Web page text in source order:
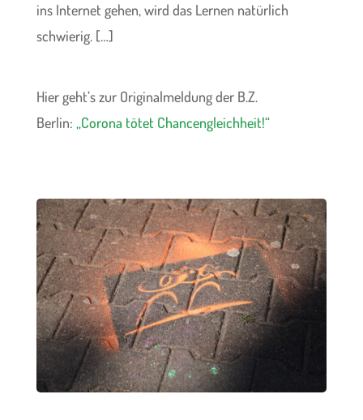
ins Internet gehen, wird das Lernen natürlich
schwierig. […]
Hier geht’s zur Originalmeldung der B.Z.
Berlin: „Corona tötet Chancengleichheit!“